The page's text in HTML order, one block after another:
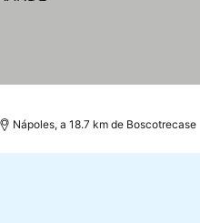
Nápoles, a 18.7 km de Boscotrecase